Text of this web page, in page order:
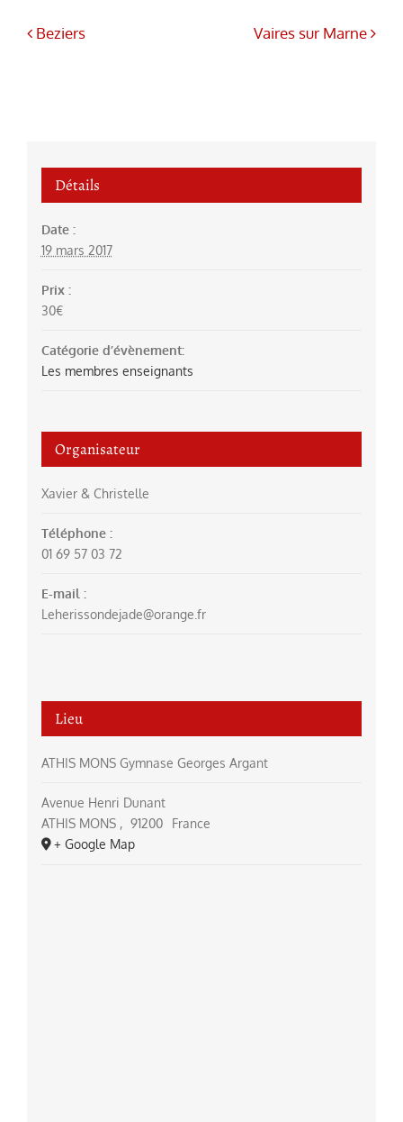
Beziers Vaires sur Marne
Détails
Date :
19 mars 2017
Prix :
30€
Catégorie d’évènement:
Les membres enseignants
Organisateur
Xavier & Christelle
Téléphone :
01 69 57 03 72
E-mail :
Leherissondejade@orange.fr
Lieu
ATHIS MONS Gymnase Georges Argant
Avenue Henri Dunant
ATHIS MONS , 91200
France
+ Google Map